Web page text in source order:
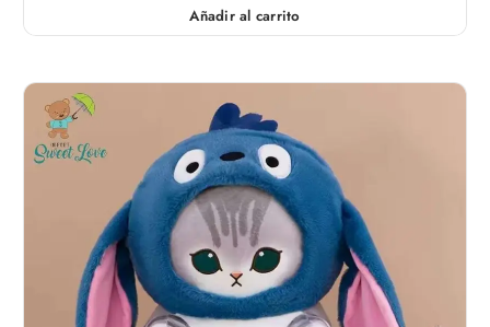
Añadir al carrito